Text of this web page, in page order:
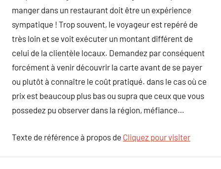
manger dans un restaurant doit être un expérience
sympatique ! Trop souvent, le voyageur est repéré de
très loin et se voit exécuter un montant différent de
celui de la clientèle locaux. Demandez par conséquent
forcément à venir découvrir la carte avant de se payer
ou plutôt à connaître le coût pratiqué. dans le cas où ce
prix est beaucoup plus bas ou supra que ceux que vous
possedez pu observer dans la région, méfiance…
Texte de référence à propos de Cliquez pour visiter